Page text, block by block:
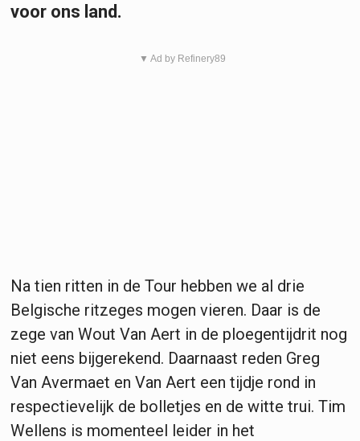
voor ons land.
▼ Ad by Refinery89
Na tien ritten in de Tour hebben we al drie
Belgische ritzeges mogen vieren. Daar is de
zege van Wout Van Aert in de ploegentijdrit nog
niet eens bijgerekend. Daarnaast reden Greg
Van Avermaet en Van Aert een tijdje rond in
respectievelijk de bolletjes en de witte trui. Tim
Wellens is momenteel leider in het